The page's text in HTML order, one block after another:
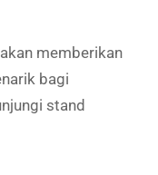
memberikan
bagi
stand